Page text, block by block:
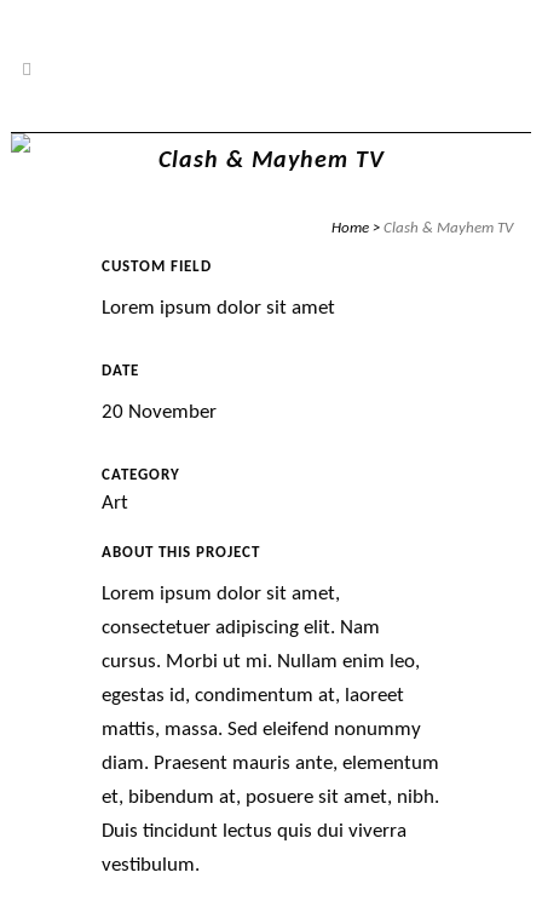
Clash & Mayhem TV
Home >Clash & Mayhem TV
CUSTOM FIELD
Lorem ipsum dolor sit amet
DATE
20 November
CATEGORY
Art
ABOUT THIS PROJECT
Lorem ipsum dolor sit amet,
consectetuer adipiscing elit. Nam
cursus. Morbi ut mi. Nullam enim leo,
egestas id, condimentum at, laoreet
mattis, massa. Sed eleifend nonummy
diam. Praesent mauris ante, elementum
et, bibendum at, posuere sit amet, nibh.
Duis tincidunt lectus quis dui viverra
vestibulum.